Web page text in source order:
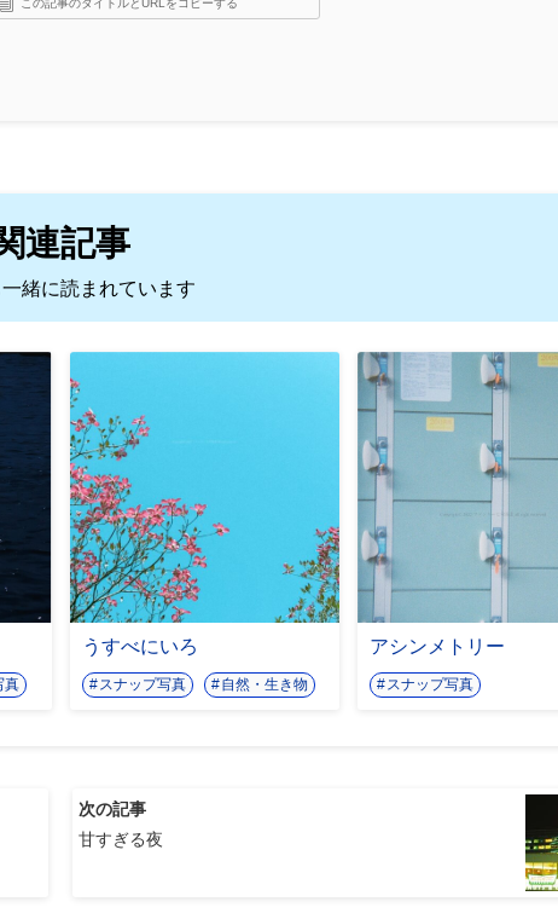
この記事のタイトルとURLをコピーする
連記事
緒に読まれています
真
うすべにいろ
スナップ写真 自然・生き物
アシンメトリー
スナップ写真
次の記事
甘すぎる夜